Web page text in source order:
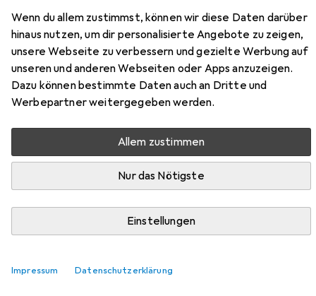
Wenn du allem zustimmst, können wir diese Daten darüber
hinaus nutzen, um dir personalisierte Angebote zu zeigen,
unsere Webseite zu verbessern und gezielte Werbung auf
unseren und anderen Webseiten oder Apps anzuzeigen.
Dazu können bestimmte Daten auch an Dritte und
Werbepartner weitergegeben werden.
Allem zustimmen
Nur das Nötigste
Einstellungen
Impressum Datenschutzerklärung
17 Diskussionen in Koffer
Diskussion starten
Kürzlich aktiv
Mamio Nilvor 2 WocheninKoffer
Filtern nach Nicht-TSA-Schloss?
Ich fände es toll, wenn man auch nach Koffern mit
Schlössern aber ohne TSA-Schloss filtern könnte. Wer
unsicher gemachtes Schloss.
0